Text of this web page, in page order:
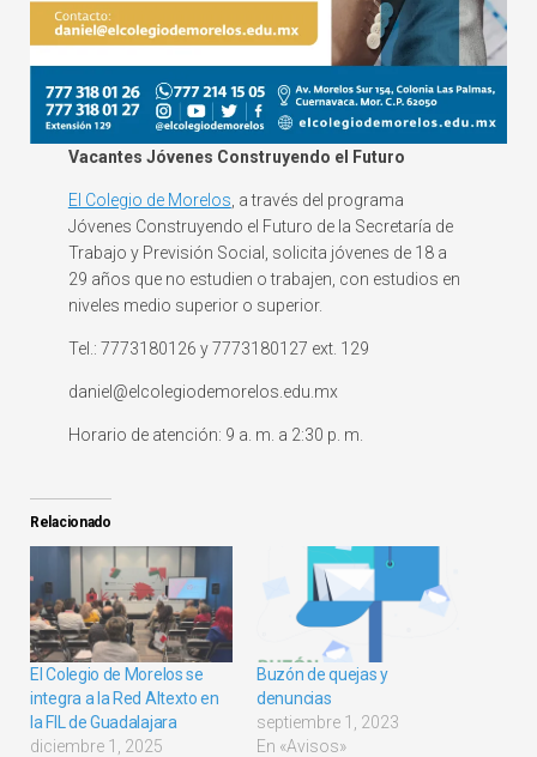
Vacantes Jóvenes Construyendo el Futuro
El Colegio de Morelos , a través del programa
Jóvenes Construyendo el Futuro de la Secretaría de
Trabajo y Previsión Social, solicita jóvenes de 18 a
29 años que no estudien o trabajen, con estudios en
niveles medio superior o superior.
Tel.: 7773180126 y 7773180127 ext. 129
daniel@elcolegiodemorelos.edu.mx
Horario de atención: 9 a. m. a 2:30 p. m.
Relacionado
El Colegio de Morelos se
integra a la Red Altexto en
la FIL de Guadalajara
diciembre 1, 2025
Buzón de quejas y
denuncias
septiembre 1, 2023
En «Avisos»